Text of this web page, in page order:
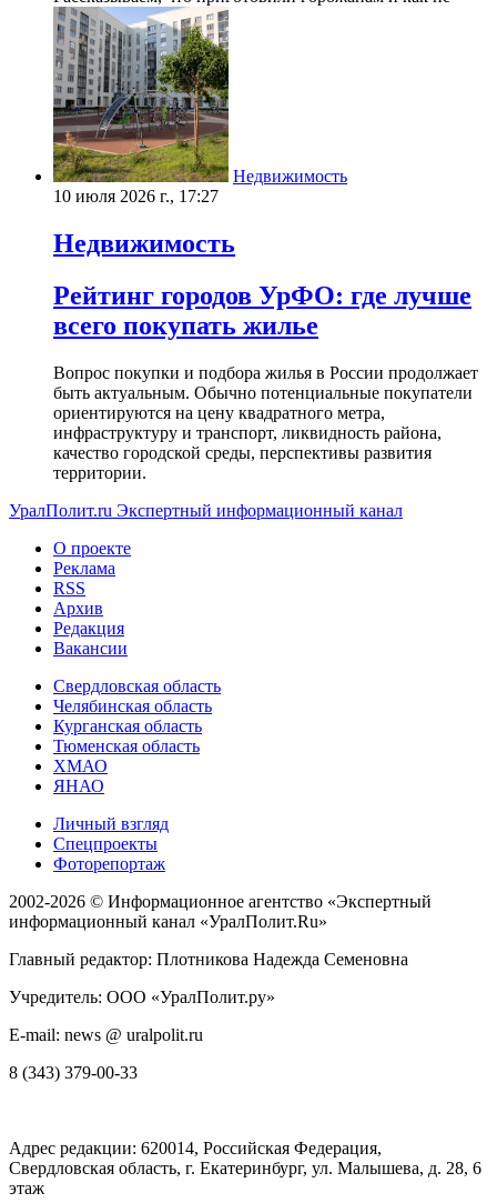
Недвижимость
10 июля 2026 г., 17:27
Недвижимость
Рейтинг городов УрФО: где лучше
всего покупать жилье
Вопрос покупки и подбора жилья в России продолжает
быть актуальным. Обычно потенциальные покупатели
ориентируются на цену квадратного метра,
инфраструктуру и транспорт, ликвидность района,
качество городской среды, перспективы развития
территории.
УралПолит.ru Экспертный информационный канал
О проекте
Реклама
RSS
Архив
Редакция
Вакансии
Свердловская область
Челябинская область
Курганская область
Тюменская область
ХМАО
ЯНАО
Личный взгляд
Спецпроекты
Фоторепортаж
2002-2026 © Информационное агентство «Экспертный
информационный канал «УралПолит.Ru»
Главный редактор: Плотникова Надежда Семеновна
Учредитель: ООО «УралПолит.ру»
E-mail: news @ uralpolit.ru
8 (343) 379-00-33
Адрес редакции: 620014, Российская Федерация,
Свердловская область, г. Екатеринбург, ул. Малышева, д. 28, 6
этаж